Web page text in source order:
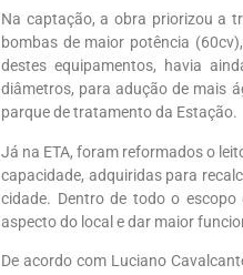
Na captação, a obra priorizou a
bombas de maior potência
destes equipamentos, havia
diâmetros, para adução de mais
parque de tratamento da Estação.
Já na ETA, foram reformados o
capacidade, adquiridas para
cidade. Dentro de todo o
aspecto do local e dar maior
De acordo com Luciano